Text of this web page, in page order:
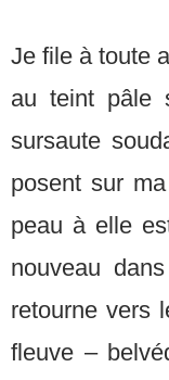
Je file à toute
au teint pâle
sursaute
posent sur
peau à elle
nouveau
retourne vers
fleuve –